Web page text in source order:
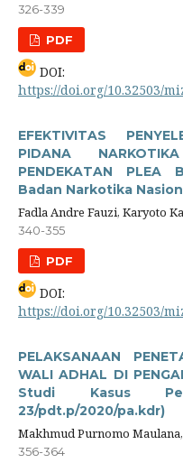
326-339
PDF
DOI:
https://doi.org/10.32503/
EFEKTIVITAS
PIDANA
PENDEKATAN PLEA
Badan Narkotika
Fadla Andre Fauzi, Karyoto
340-355
PDF
DOI:
https://doi.org/10.32503/
PELAKSANAAN
WALI ADHAL DI
Studi Kasus
23/pdt.p/2020/pa.kdr)
Makhmud Purnomo
356-364